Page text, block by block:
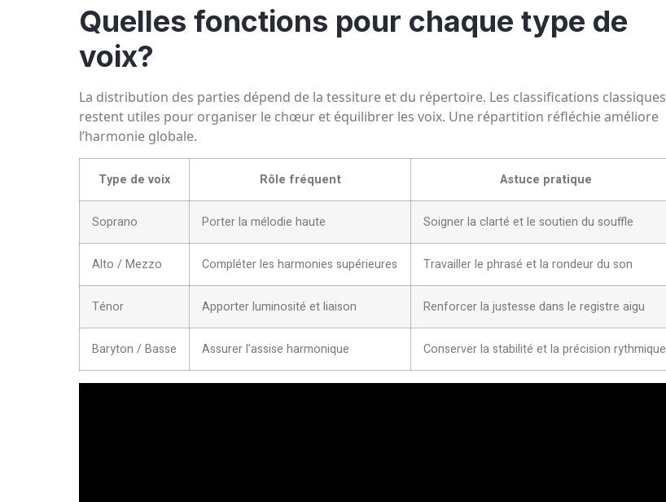
Quelles fonctions pour chaque type de
voix?
La distribution des parties dépend de la tessiture et du répertoire. Les classifications classiques
restent utiles pour organiser le chœur et équilibrer les voix. Une répartition réfléchie améliore
l’harmonie globale.
Type de voix Rôle fréquent Astuce pratique
Soprano Porter la mélodie haute Soigner la clarté et le soutien du souffle
Alto / Mezzo Compléter les harmonies supérieures Travailler le phrasé et la rondeur du son
Ténor Apporter luminosité et liaison Renforcer la justesse dans le registre aigu
Baryton / Basse Assurer l’assise harmonique Conserver la stabilité et la précision rythmique